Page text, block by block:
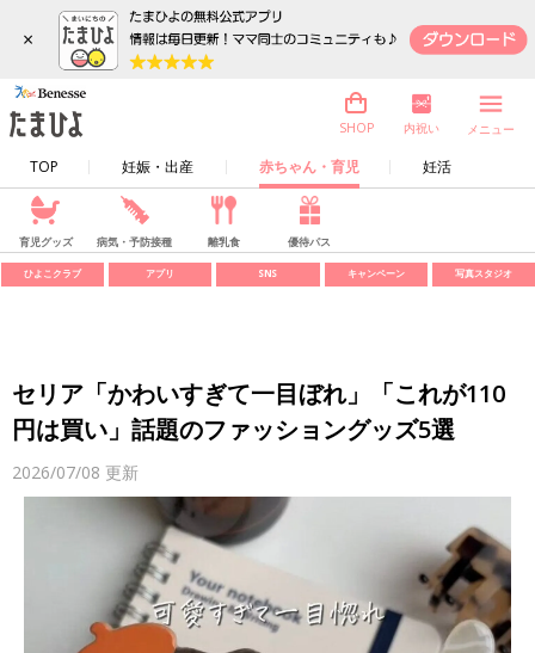
×
TOP 妊娠・出産 赤ちゃん・育児 妊活
SHOP 内祝い メニュー
育児グッズ 病気・予防接種 離乳食 優待パス
ひよこクラブ アプリ SNS キャンペーン 写真スタジオ
セリア「かわいすぎて一目ぼれ」「これが110
円は買い」話題のファッショングッズ5選
2026/07/08 更新